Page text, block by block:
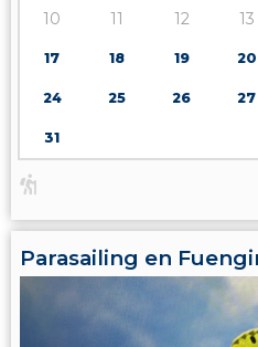
10
11 12 13
17 18 19 20
24 25 26 27
31
Parasailing en